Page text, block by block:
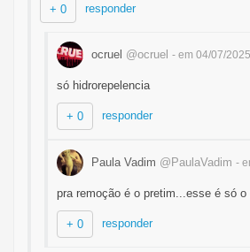
+ 0 responder
ocruel @ocruel - em 04/07/2025
só hidrorepelencia
+ 0 responder
Paula Vadim @PaulaVadim -
pra remoção é o pretim...esse é só
+ 0 responder